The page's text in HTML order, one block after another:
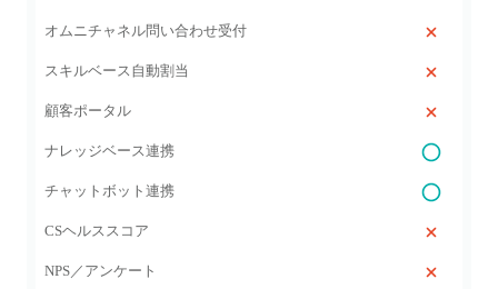
オムニチャネル問い合わせ受付
スキルベース自動割当
顧客ポータル
ナレッジベース連携
チャットボット連携
CSヘルススコア
NPS／アンケート